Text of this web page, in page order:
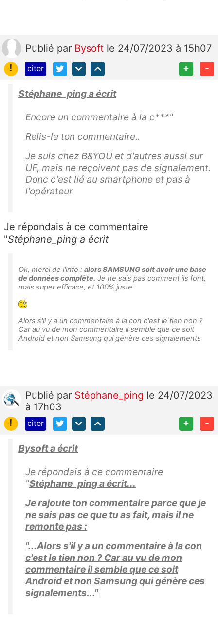
Publié par Bysoft le 24/07/2023 à 15h07
!
citer + -
Stéphane_ping a écrit
Encore un commentaire à la c***"
Relis-le ton commentaire..
Je suis chez B&YOU et d'autres aussi sur
UF, mais ne reçoivent pas de signalement.
Donc c'est lié au smartphone et pas à
l'opérateur.
Je répondais à ce commentaire
"Stéphane_ping a écrit
Ok, merci de l'info : alors SAMSUNG soit avoir une base
de données complète. Je ne sais pas comment ils font,
mais super efficace, et 100% juste.
Alors s'il y a un commentaire à la con c'est le tien non ?
Car au vu de mon commentaire il semble que ce soit
Android et non Samsung qui génère ces signalements
Publié par Stéphane_ping le 24/07/2023
à 17h03
!
citer + -
Bysoft a écrit
Je répondais à ce commentaire
"Stéphane_ping a écrit...
Je rajoute ton commentaire parce que je
ne sais pas ce que tu as fait, mais il ne
remonte pas :
"...Alors s'il y a un commentaire à la con
c'est le tien non ? Car au vu de mon
commentaire il semble que ce soit
Android et non Samsung qui génère ces
signalements..."